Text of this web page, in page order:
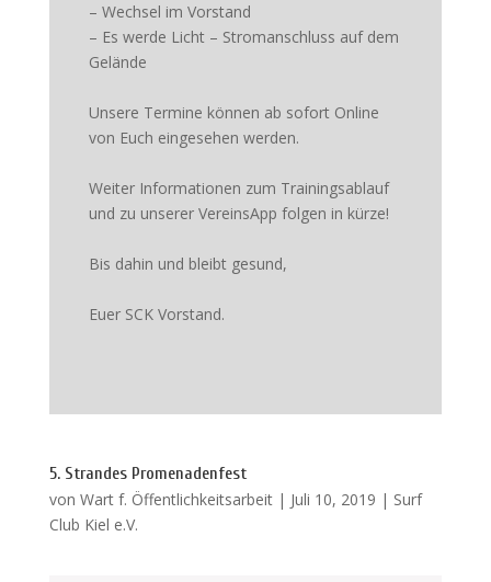
– Wechsel im Vorstand
– Es werde Licht – Stromanschluss auf dem
Gelände
Unsere Termine können ab sofort Online
von Euch eingesehen werden.
Weiter Informationen zum Trainingsablauf
und zu unserer VereinsApp folgen in kürze!
Bis dahin und bleibt gesund,
Euer SCK Vorstand.
5. Strandes Promenadenfest
von Wart f. Öffentlichkeitsarbeit| Juli 10, 2019 | Surf
Club Kiel e.V.